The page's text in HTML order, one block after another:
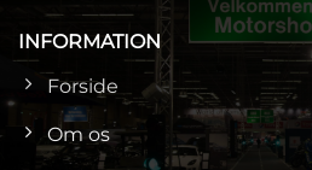
INFORMATION
Forside
Om os